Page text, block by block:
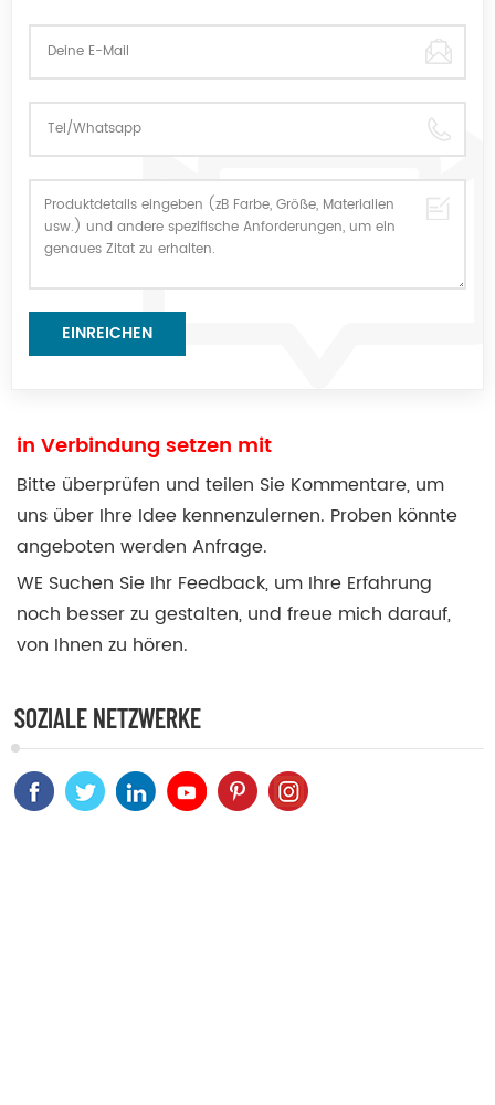
in Verbindung setzen mit
Bitte überprüfen und teilen Sie Kommentare, um
uns über Ihre Idee kennenzulernen. Proben könnte
angeboten werden Anfrage.
WE Suchen Sie Ihr Feedback, um Ihre Erfahrung
noch besser zu gestalten, und freue mich darauf,
von Ihnen zu hören.
SOZIALE NETZWERKE